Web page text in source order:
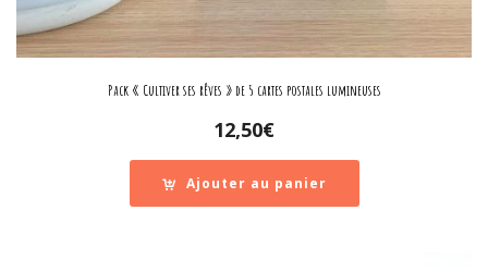
Pack « Cultiver ses rêves » de 5 cartes postales lumineuses
12,50€
Ajouter au panier